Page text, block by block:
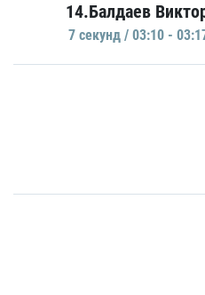
14.Балдаев
7 секунд / 03:10 -